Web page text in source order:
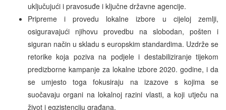
uključujući i pravosuđe i ključne državne agencije.
Pripreme i provedu lokalne izbore u cijeloj zemlji,
osiguravajući njihovu provedbu na slobodan, pošten i
siguran način u skladu s europskim standardima. Uzdrže se
retorike koja poziva na podjele i destabiliziranje tijekom
predizborne kampanje za lokalne izbore 2020. godine, i da
se umjesto toga fokusiraju na izazove s kojima se
suočavaju organi na lokalnoj razini vlasti, a koji utječu na
život i egzistenciju građana.